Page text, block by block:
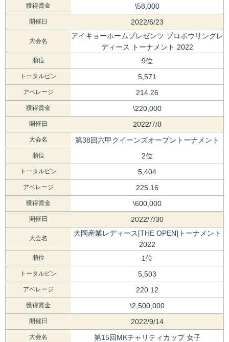
獲得賞金 \58,000
開催日 2022/6/23
大会名
アイキョーホームプレゼンツ プロボウリングレ
ディース トーナメント 2022
順位 9位
トータルピン 5,571
アベレージ 214.26
獲得賞金 \220,000
開催日 2022/7/8
大会名 第38回六甲クイーンズオープントーナメント
順位 2位
トータルピン 5,404
アベレージ 225.16
獲得賞金 \600,000
開催日 2022/7/30
大会名
大岡産業レディース[THE OPEN]トーナメント
2022
順位 1位
トータルピン 5,503
アベレージ 220.12
獲得賞金 \2,500,000
開催日 2022/9/14
大会名 第15回MKチャリティカップ 女子